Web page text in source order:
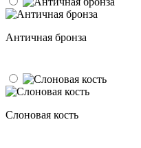
Античная бронза
Слоновая кость